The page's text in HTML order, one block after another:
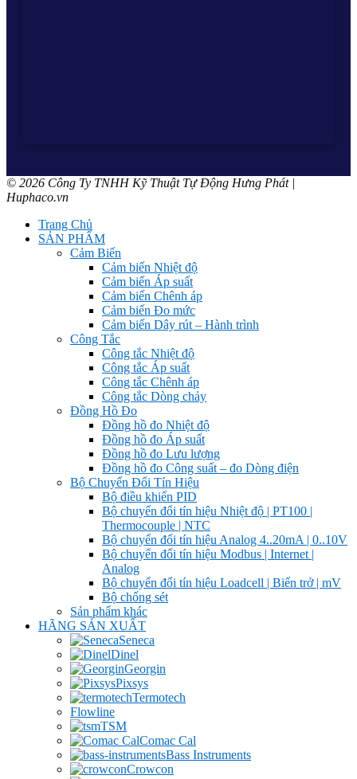
© 2026 Công Ty TNHH Kỹ Thuật Tự Động Hưng Phát |
Huphaco.vn
Trang Chủ
SẢN PHẨM
Cảm Biến
Cảm biến Nhiệt độ
Cảm biến Áp suất
Cảm biến Chênh áp
Cảm biến Đo mức
Cảm biến Dây rút – Hành trình
Công Tắc
Công tắc Nhiệt độ
Công tắc Áp suất
Công tắc Chênh áp
Công tắc Dòng chảy
Đồng Hồ Đo
Đồng hồ đo Nhiệt độ
Đồng hồ đo Áp suất
Đồng hồ đo Lưu lượng
Đồng hồ đo Công suất – đo Dòng điện
Bộ Chuyển Đổi Tín Hiệu
Bộ điều khiển PID
Bộ chuyển đổi tín hiệu Nhiệt độ | PT100 |
Thermocouple | NTC
Bộ chuyển đổi tín hiệu Analog 4..20mA | 0..10V
Bộ chuyển đổi tín hiệu Modbus | Internet |
Analog
Bộ chuyển đổi tín hiệu Loadcell | Biến trở | mV
Bộ chống sét
Sản phẩm khác
HÃNG SẢN XUẤT
Seneca
Dinel
Georgin
Pixsys
Termotech
Flowline
TSM
Comac Cal
Bass Instruments
Crowcon